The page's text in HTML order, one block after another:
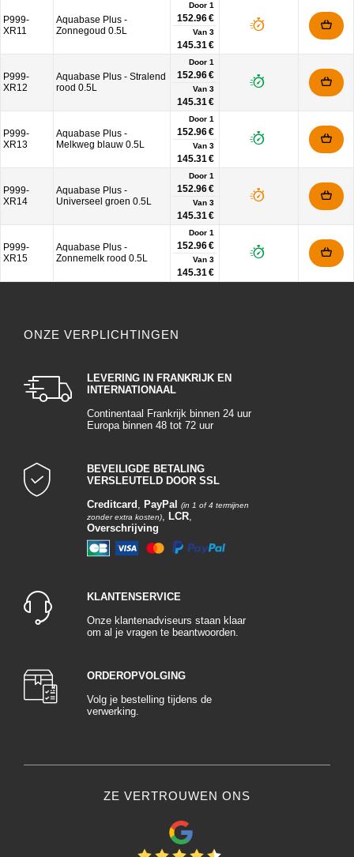
P999-
XR11
Aquabase Plus -
Zonnegoud 0.5L
Door 1
152.96 €
Van 3
145.31 €
P999-
XR12
Aquabase Plus - Stralend
rood 0.5L
Door 1
152.96 €
Van 3
145.31 €
P999-
XR13
Aquabase Plus -
Melkweg blauw 0.5L
Door 1
152.96 €
Van 3
145.31 €
P999-
XR14
Aquabase Plus -
Universeel groen 0.5L
Door 1
152.96 €
Van 3
145.31 €
P999-
XR15
Aquabase Plus -
Zonnemelk rood 0.5L
Door 1
152.96 €
Van 3
145.31 €
ONZE VERPLICHTINGEN
LEVERING IN FRANKRIJK EN
INTERNATIONAAL
Continentaal Frankrijk binnen 24 uur
Europa binnen 48 tot 72 uur
BEVEILIGDE BETALING
VERSLEUTELD DOOR SSL
Creditcard , PayPal
(in 1 of 4 termijnen
zonder extra kosten), LCR,
Overschrijving
KLANTENSERVICE
Onze klantenadviseurs staan klaar
om al je vragen te beantwoorden.
ORDEROPVOLGING
Volg je bestelling tijdens de
verwerking.
ZE VERTROUWEN ONS